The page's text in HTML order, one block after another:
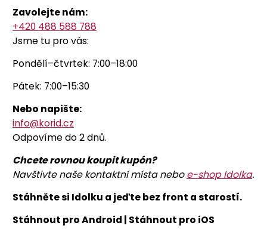
Zavolejte nám:
+420 488 588 788
Jsme tu pro vás:
Pondělí–čtvrtek: 7:00–18:00
Pátek: 7:00–15:30
Nebo napište:
info@korid.cz
Odpovíme do 2 dnů.
Chcete rovnou koupit kupón?
Navštivte naše kontaktní místa neboe-shop Idolka.
Stáhněte si Idolku a jeďte bez front a starostí.
Stáhnout pro Android | Stáhnout pro iOS